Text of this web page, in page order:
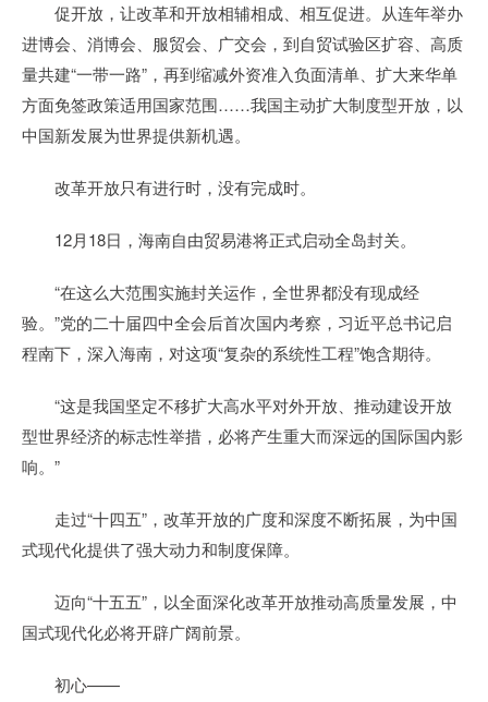
促开放，让改革和开放相辅相成、相互促进。从连年举办
进博会、消博会、服贸会、广交会，到自贸试验区扩容、高质
量共建“一带一路”，再到缩减外资准入负面清单、扩大来华单
方面免签政策适用国家范围……我国主动扩大制度型开放，以
中国新发展为世界提供新机遇。
改革开放只有进行时，没有完成时。
12月18日，海南自由贸易港将正式启动全岛封关。
“在这么大范围实施封关运作，全世界都没有现成经
验。”党的二十届四中全会后首次国内考察，习近平总书记启
程南下，深入海南，对这项“复杂的系统性工程”饱含期待。
“这是我国坚定不移扩大高水平对外开放、推动建设开放
型世界经济的标志性举措，必将产生重大而深远的国际国内影
响。”
走过“十四五”，改革开放的广度和深度不断拓展，为中国
式现代化提供了强大动力和制度保障。
迈向“十五五”，以全面深化改革开放推动高质量发展，中
国式现代化必将开辟广阔前景。
初心——